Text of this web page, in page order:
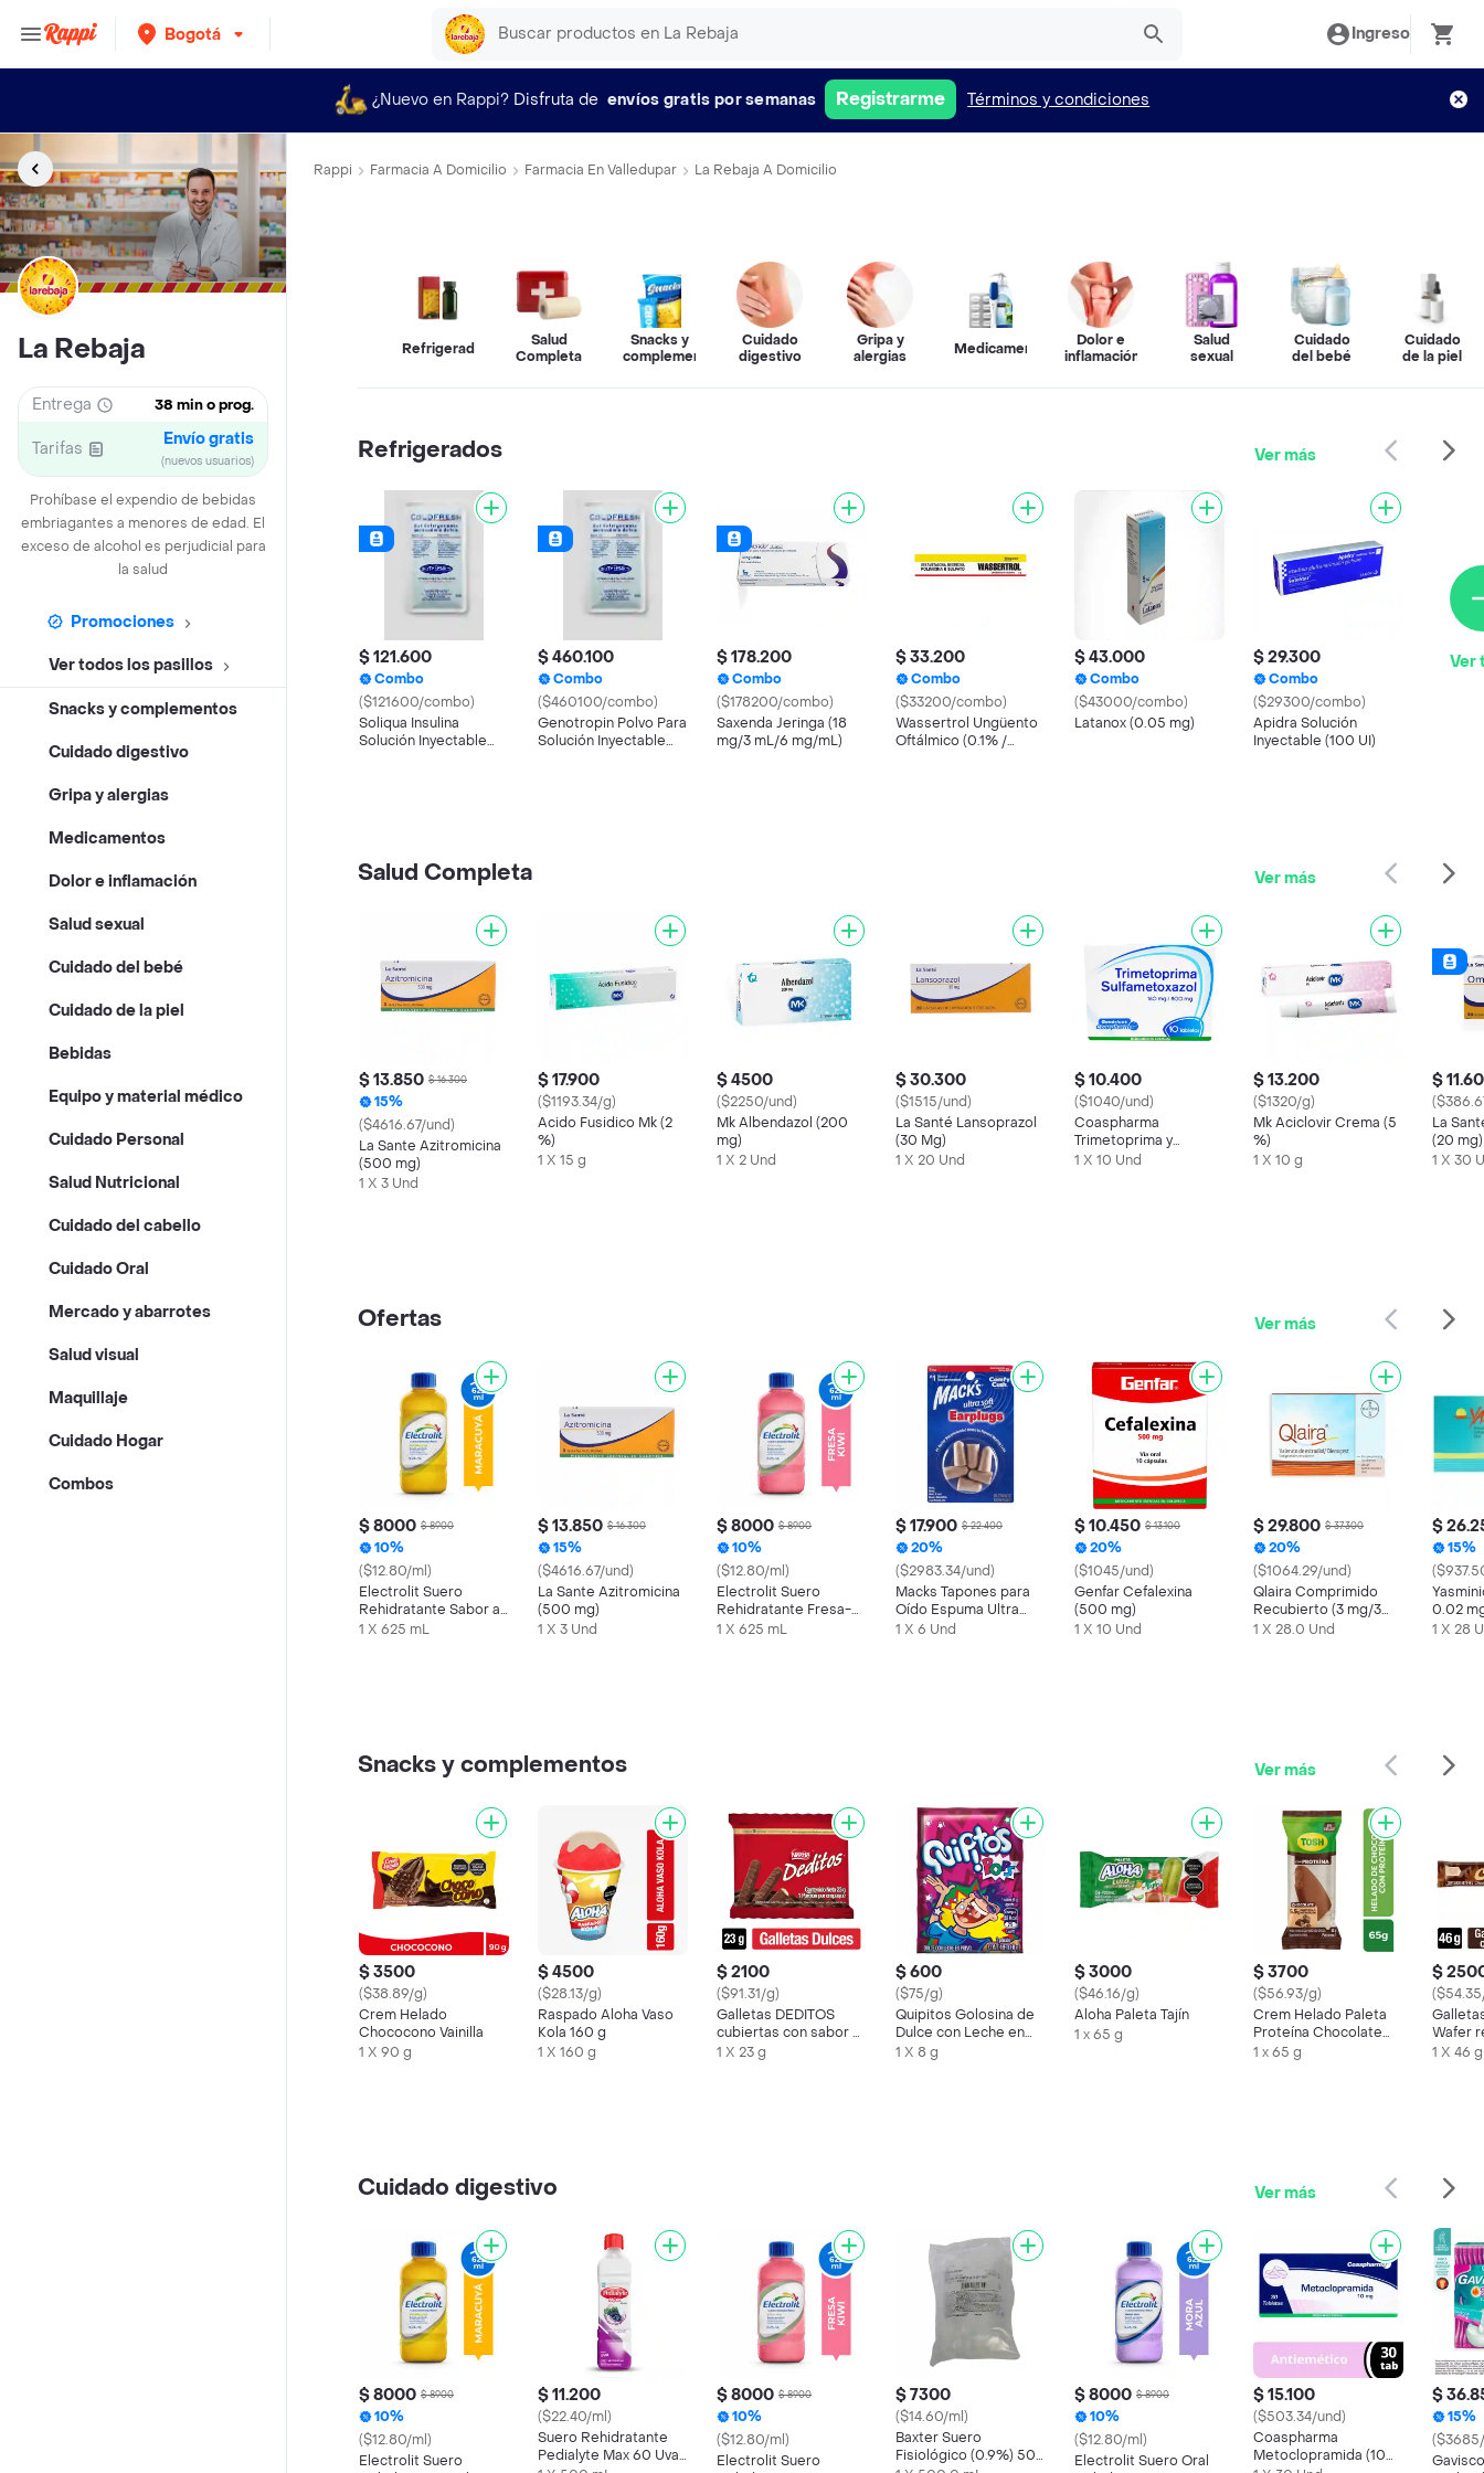
Bogotá Ingreso
¿Nuevo en Rappi? Disfruta de envíos gratis por semanas Registrarme Términos y condiciones
La Rebaja
Entrega 38 min o prog.
Tarifas Envío gratis
(nuevos usuarios)
Prohíbase el expendio de bebidas
embriagantes a menores de edad. El
exceso de alcohol es perjudicial para
la salud
Promociones
Ver todos los pasillos
Snacks y complementos
Cuidado digestivo
Gripa y alergias
Medicamentos
Dolor e inflamación
Salud sexual
Cuidado del bebé
Cuidado de la piel
Bebidas
Equipo y material médico
Cuidado Personal
Salud Nutricional
Cuidado del cabello
Cuidado Oral
Mercado y abarrotes
Salud visual
Maquillaje
Cuidado Hogar
Combos
Rappi Farmacia A Domicilio Farmacia En Valledupar La Rebaja A Domicilio
Refrigerados
Salud
Completa
Snacks y
complementos
Cuidado
digestivo
Gripa y
alergias
Medicamentos
Dolor e
inflamación
Salud
sexual
Cuidado
del bebé
Cuidado
de la piel
Refrigerados Ver más
$ 121.600
Combo
($121600/combo)
Soliqua Insulina
Solución Inyectable
$ 460.100
Combo
($460100/combo)
Genotropin Polvo Para
Solución Inyectable
$ 178.200
Combo
($178200/combo)
Saxenda Jeringa (18
mg/3 mL/6 mg/mL)
$ 33.200
Combo
($33200/combo)
Wassertrol Ungüento
Oftálmico (0.1% /
$ 43.000
Combo
($43000/combo)
Latanox (0.05 mg)
$ 29.300
Combo
($29300/combo)
Apidra Solución
Inyectable (100 UI)
Ver
Salud Completa Ver más
$ 13.850 $ 16.300
15%
($4616.67/und)
La Sante Azitromicina
(500 mg)
1 X 3 Und
$ 17.900
($1193.34/g)
Acido Fusidico Mk (2
%)
1 X 15 g
$ 4500
($2250/und)
Mk Albendazol (200
mg)
1 X 2 Und
$ 30.300
($1515/und)
La Santé Lansoprazol
(30 Mg)
1 X 20 Und
$ 10.400
($1040/und)
Coaspharma
Trimetoprima y
Sulfametoxazol (160
1 X 10 Und
$ 13.200
($1320/g)
Mk Aciclovir Crema (5
%)
1 X 10 g
$
La
(20 mg)
1 X 30
Ofertas Ver más
$ 8000 $ 8900
10%
($12.80/ml)
Electrolit Suero
Rehidratante Sabor a
Maracuyá
1 X 625 mL
$ 13.850 $ 16.300
15%
($4616.67/und)
La Sante Azitromicina
(500 mg)
1 X 3 Und
$ 8000 $ 8900
10%
($12.80/ml)
Electrolit Suero
Rehidratante Fresa-
Kiwi
1 X 625 mL
$ 17.900 $ 22.400
20%
($2983.34/und)
Macks Tapones para
Oído Espuma Ultra
Suave
1 X 6 Und
$ 10.450 $ 13.100
20%
($1045/und)
Genfar Cefalexina
(500 mg)
1 X 10 Und
$ 29.800 $ 37.300
20%
($1064.29/und)
Qlaira Comprimido
Recubierto (3 mg/3
mg)
1 X 28.0 Und
$
15%
0.02
1 X 28
Snacks y complementos Ver más
$ 3500
($38.89/g)
Crem Helado
Chococono Vainilla
1 X 90 g
$ 4500
($28.13/g)
Raspado Aloha Vaso
Kola 160 g
1 X 160 g
$ 2100
($91.31/g)
Galletas DEDITOS
cubiertas con sabor a
chocolate x 23g
1 X 23 g
$ 600
($75/g)
Quipitos Golosina de
Dulce con Leche en
Polvo Pops
1 X 8 g
$ 3000
($46.16/g)
Aloha Paleta Tajín
1 x 65 g
$ 3700
($56.93/g)
Crem Helado Paleta
Proteína Chocolate
Tosh
1 x 65 g
$
Wafer
crema
1 X 46 g
Cuidado digestivo Ver más
$ 8000 $ 8900
10%
($12.80/ml)
Electrolit Suero
$ 11.200
($22.40/ml)
Suero Rehidratante
Pedialyte Max 60 Uva
$ 8000 $ 8900
10%
($12.80/ml)
Electrolit Suero
$ 7300
($14.60/ml)
Baxter Suero
Fisiológico (0.9%) 500
$ 8000 $ 8900
10%
($12.80/ml)
Electrolit Suero Oral
$ 15.100
($503.34/und)
Coaspharma
Metoclopramida (10
$
15%